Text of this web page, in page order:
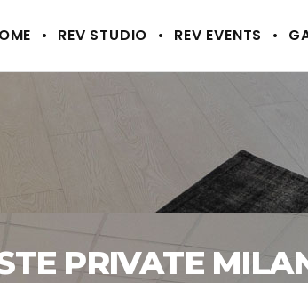
REV STUDIO REV EVENTS
PRIVATE